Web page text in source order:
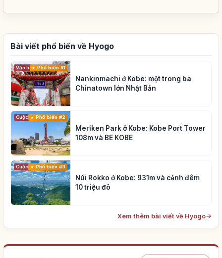
Bài viết phổ biến về Hyogo
Văn hóa truyền thống
Phổ biến #1
Nankinmachi ở Kobe: một trong ba
Chinatown lớn Nhật Bản
Cuộc sốngPhổ biến #2
Meriken Park ở Kobe: Kobe Port Tower
108m và BE KOBE
Cuộc sốngPhổ biến #3
Núi Rokko ở Kobe: 931m và cảnh đêm
10 triệu đô
Xem thêm bài viết về Hyogo→